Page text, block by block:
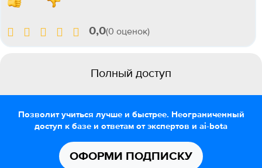
0,0(0 оценок)
Полный доступ
Позволит учиться лучше и быстрее. Неограниченный
доступ к базе и ответам от экспертов и ai-bota
ОФОРМИ ПОДПИСКУ